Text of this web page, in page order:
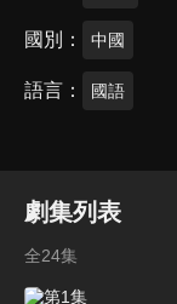
國別 中國
語言 國語
劇集列表
全24集